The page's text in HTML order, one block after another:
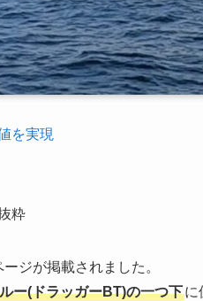
を実現
粋
ジが掲載されました。
ー(ドラッガーBT)の一つ下に